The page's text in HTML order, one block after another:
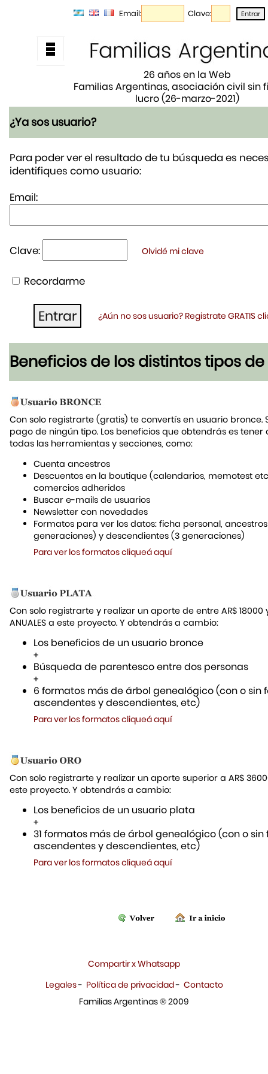
Email: Clave:
26 años en la Web
Familias Argentinas, asociación civil sin
lucro (26-marzo-2021)
¿Ya sos usuario?
Para poder ver el resultado de tu búsqueda es
identifiques como usuario:
Email:
Clave: Olvidé mi clave
Recordarme
¿Aún no sos usuario? Registrate GRATIS
Beneficios de los distintos tipos de
Con solo registrarte (gratis) te convertís en usuario bronce.
pago de ningún tipo. Los beneficios que obtendrás es tener
todas las herramientas y secciones, como:
Cuenta ancestros
Descuentos en la boutique (calendarios, memotest
comercios adheridos
Buscar e-mails de usuarios
Newsletter con novedades
Formatos para ver los datos: ficha personal,
generaciones) y descendientes (3 generaciones)
Para ver los formatos cliqueá aquí
Con solo registrarte y realizar un aporte de entre AR$ 18000
ANUALES a este proyecto. Y obtendrás a cambio:
Los beneficios de un usuario bronce
+
Búsqueda de parentesco entre dos personas
+
6 formatos más de árbol genealógico (con o sin
ascendentes y descendientes, etc)
Para ver los formatos cliqueá aquí
Con solo registrarte y realizar un aporte superior a AR$
este proyecto. Y obtendrás a cambio:
Los beneficios de un usuario plata
+
31 formatos más de árbol genealógico (con o sin
ascendentes y descendientes, etc)
Para ver los formatos cliqueá aquí
Compartir x Whatsapp
Legales- Política de privacidad- Contacto
Familias Argentinas ® 2009